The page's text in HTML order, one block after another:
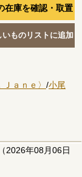
ａｎｅ〉 /小尾
（2026年08月06日